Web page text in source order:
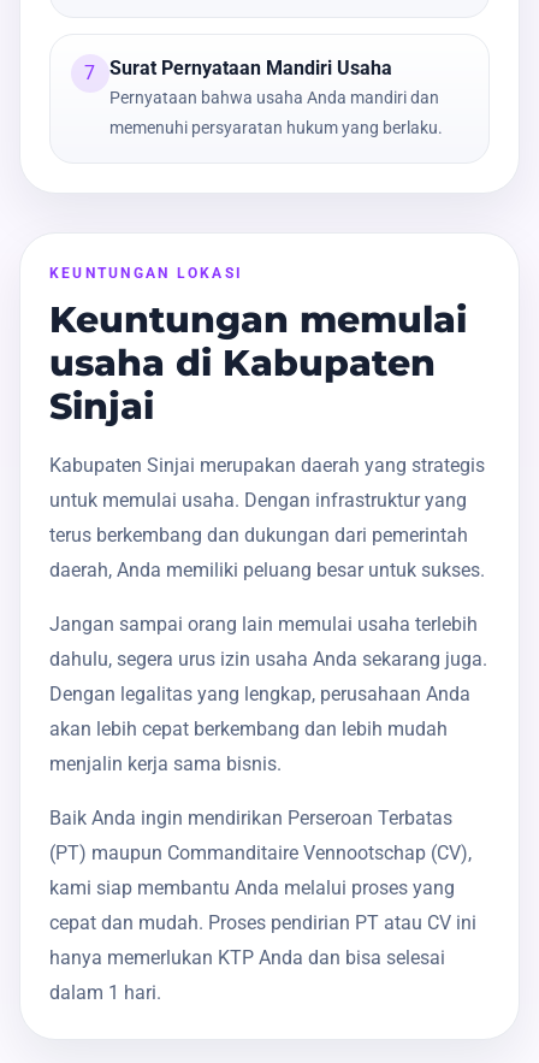
7 Surat Pernyataan Mandiri Usaha
Pernyataan bahwa usaha Anda mandiri dan
memenuhi persyaratan hukum yang berlaku.
KEUNTUNGAN LOKASI
Keuntungan memulai
usaha di Kabupaten
Sinjai
Kabupaten Sinjai merupakan daerah yang strategis
untuk memulai usaha. Dengan infrastruktur yang
terus berkembang dan dukungan dari pemerintah
daerah, Anda memiliki peluang besar untuk sukses.
Jangan sampai orang lain memulai usaha terlebih
dahulu, segera urus izin usaha Anda sekarang juga.
Dengan legalitas yang lengkap, perusahaan Anda
akan lebih cepat berkembang dan lebih mudah
menjalin kerja sama bisnis.
Baik Anda ingin mendirikan Perseroan Terbatas
(PT) maupun Commanditaire Vennootschap (CV),
kami siap membantu Anda melalui proses yang
cepat dan mudah. Proses pendirian PT atau CV ini
hanya memerlukan KTP Anda dan bisa selesai
dalam 1 hari.